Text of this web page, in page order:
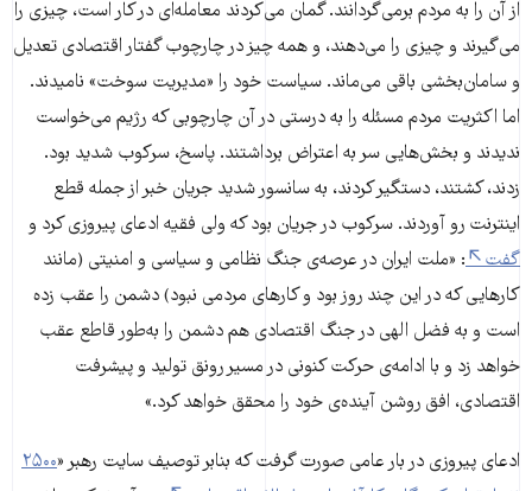
از آن را به مردم برمی‌گردانند. گمان می‌کردند معامله‌ای در کار است، چیزی را
می‌گیرند و چیزی را می‌دهند، و همه چیز در چارچوب گفتار اقتصادی تعدیل
و سامان‌بخشی باقی می‌ماند. سیاست خود را «مدیریت سوخت» نامیدند.
اما اکثریت مردم مسئله را به درستی در آن چارچوبی که رژیم می‌خواست
ندیدند و بخش‌هایی سر به اعتراض برداشتند. پاسخ، سرکوب شدید بود.
زدند، کشتند، دستگیر کردند، به سانسور شدید جریان خبر از جمله قطع
اینترنت رو آوردند. سرکوب در جریان بود که ولی فقیه ادعای پیروزی کرد و
گفت
: «ملت ایران در عرصه‌ی جنگ نظامی و سیاسی و امنیتی (مانند
کارهایی که در این چند روز بود و کارهای مردمی نبود) دشمن را عقب زده
است و به فضل الهی در جنگ اقتصادی هم دشمن را به‌طور قاطع عقب
خواهد زد و با ادامه‌ی حرکت کنونی در مسیر رونق تولید و پیشرفت
اقتصادی، افق روشن آینده‌ی خود را محقق خواهد کرد.»
ادعای پیروزی در بار عامی صورت گرفت که بنابر توصیف سایت رهبر «۲۵۰۰